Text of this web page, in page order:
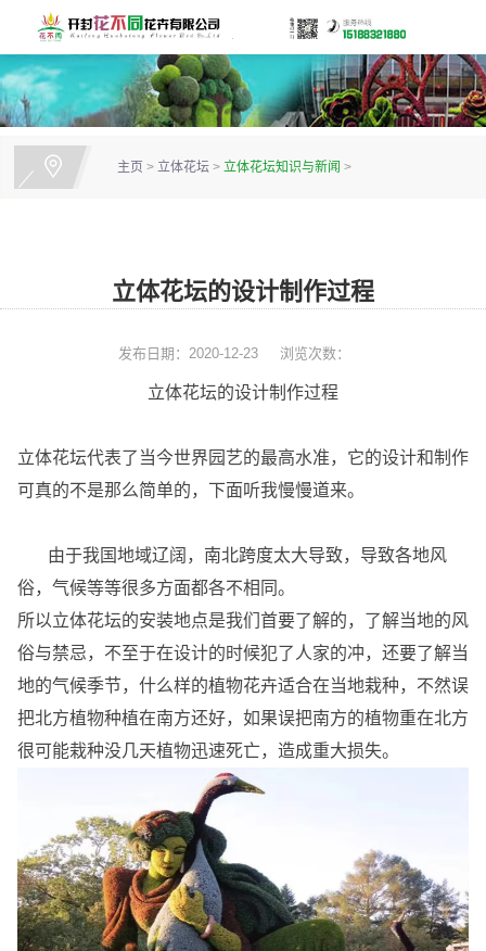
主页 > 立体花坛 > 立体花坛知识与新闻 >
立体花坛的设计制作过程
发布日期：2020-12-23 浏览次数：
立体花坛的设计制作过程
立体花坛代表了当今世界园艺的最高水准，它的设计和制作
可真的不是那么简单的，下面听我慢慢道来。
由于我国地域辽阔，南北跨度太大导致，导致各地风
俗，气候等等很多方面都各不相同。
所以立体花坛的安装地点是我们首要了解的，了解当地的风
俗与禁忌，不至于在设计的时候犯了人家的冲，还要了解当
地的气候季节，什么样的植物花卉适合在当地栽种，不然误
把北方植物种植在南方还好，如果误把南方的植物重在北方
很可能栽种没几天植物迅速死亡，造成重大损失。